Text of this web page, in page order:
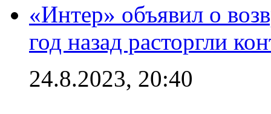
«Интер» объявил о
год назад расторгли
24.8.2023, 20:40